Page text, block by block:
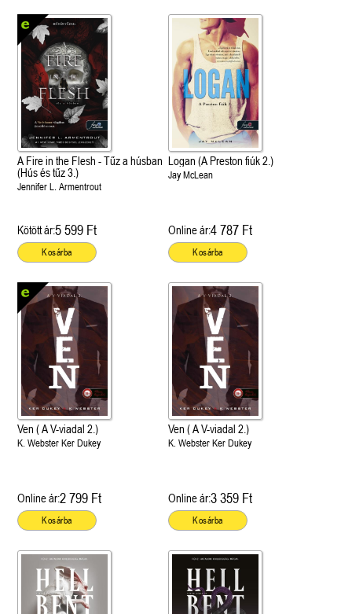
cél (Off-Campus 4.)
olvasható!
Grace and Glory - Kegyelem és
dicsőség (Az Előhírnök-trilógia
Különleges éldekorált kiadás!
A Fire in the Flesh - Tűz a húsban
(Hús és tűz 3.)
Jennifer L. Armentrout
Kötött ár:5 599 Ft
Kosárba
Logan (A Preston fiúk 2.)
Jay McLean
Online ár:4 787 Ft
Kosárba
Ven ( A V-viadal 2.)
K. Webster Ker Dukey
Online ár:2 799 Ft
Kosárba
Ven ( A V-viadal 2.)
K. Webster Ker Dukey
Online ár:3 359 Ft
Kosárba